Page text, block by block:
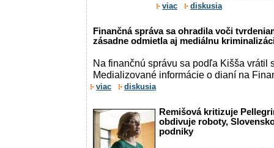
viac diskusia
Finančná správa sa ohradila voči
zásadne odmietla aj mediálnu
Na finančnú správu sa podľa Kišša vrátil
Medializované informácie o dianí na
viac diskusia
Remišová kritizuje
obdivuje roboty,
podniky